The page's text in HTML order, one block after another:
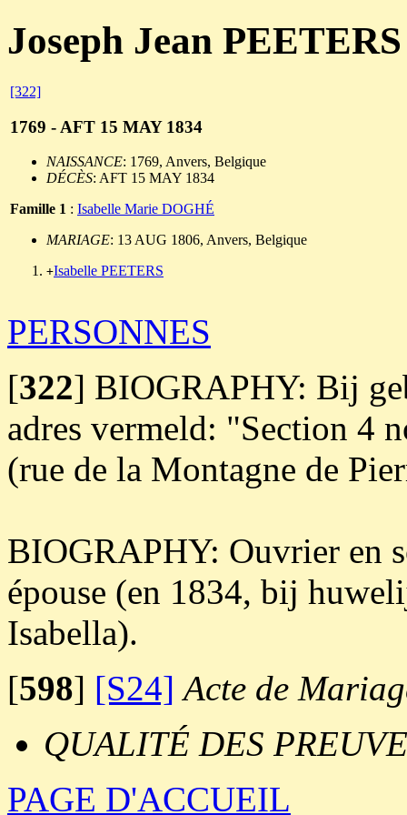
Joseph Jean PEETERS
[322]
1769 - AFT 15 MAY 1834
NAISSANCE: 1769, Anvers, Belgique
DÉCÈS: AFT 15 MAY 1834
Famille 1 : Isabelle Marie DOGHÉ
MARIAGE: 13 AUG 1806, Anvers, Belgique
+Isabelle PEETERS
PERSONNES
[322] BIOGRAPHY: Bij
adres vermeld: "Section 4
(rue de la Montagne de
BIOGRAPHY: Ouvrier en
épouse (en 1834, bij
Isabella).
[598] [S24] Acte de
QUALITÉ DES
PAGE D'ACCUEIL